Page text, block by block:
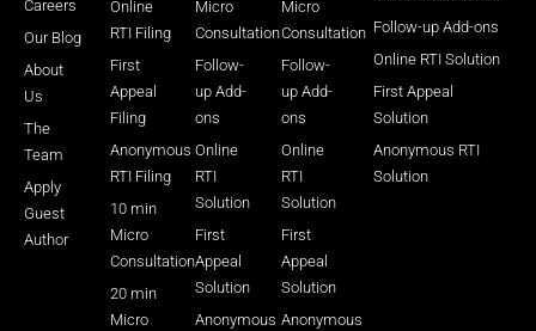
Careers
Our Blog
About
Us
The
Team
Apply
Guest
Author
Online
RTI Filing
First
Appeal
Filing
Anonymous
RTI Filing
10 min
Micro
Consultation
20 min
Micro
Micro
Consultation
Follow-
up Add-
ons
Online
RTI
Solution
First
Appeal
Solution
Anonymous
Micro
Consultation
Follow-
up Add-
ons
Online
RTI
Solution
First
Appeal
Solution
Anonymous
Follow-up Add-ons
Online RTI Solution
First Appeal
Solution
Anonymous RTI
Solution